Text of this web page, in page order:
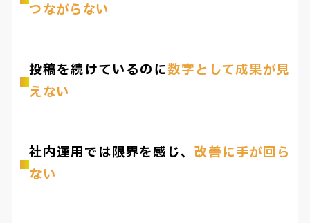
つながらない
投稿を続けているのに数字として成果が見
えない
社内運用では限界を感じ、 改善に手が回ら
ない